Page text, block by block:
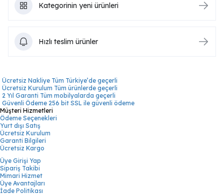
Kategorinin yeni ürünleri
Hızlı teslim ürünler
Ücretsiz Nakliye Tüm Türkiye’de geçerli
Ücretsiz Kurulum Tüm ürünlerde geçerli
2 Yıl Garanti Tüm mobilyalarda geçerli
Güvenli Ödeme 256 bit SSL ile güvenli ödeme
Müşteri Hizmetleri
Ödeme Seçenekleri
Yurt dışı Satış
Ücretsiz Kurulum
Garanti Bilgileri
Ücretsiz Kargo
Üye Girişi Yap
Sipariş Takibi
Mimari Hizmet
Üye Avantajları
İade Politikası